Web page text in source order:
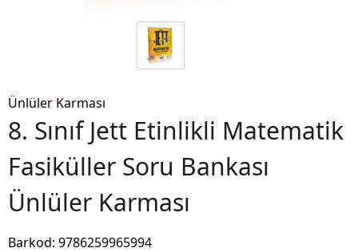
Ünlüler Karması
8. Sınıf Jett Etinlikli Matematik
Fasiküller Soru Bankası
Ünlüler Karması
Barkod: 9786259965994